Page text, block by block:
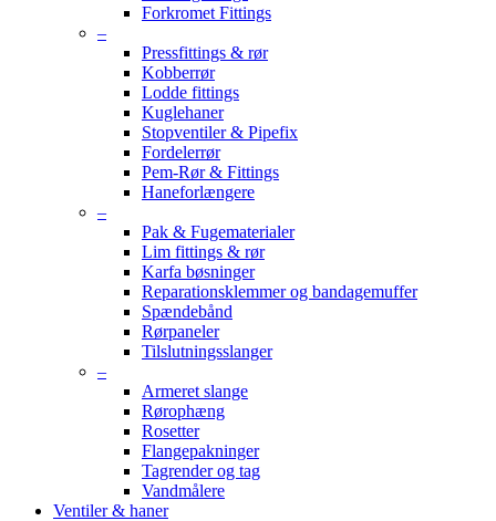
Forkromet Fittings
–
Pressfittings & rør
Kobberrør
Lodde fittings
Kuglehaner
Stopventiler & Pipefix
Fordelerrør
Pem-Rør & Fittings
Haneforlængere
–
Pak & Fugematerialer
Lim fittings & rør
Karfa bøsninger
Reparationsklemmer og bandagemuffer
Spændebånd
Rørpaneler
Tilslutningsslanger
–
Armeret slange
Rørophæng
Rosetter
Flangepakninger
Tagrender og tag
Vandmålere
Ventiler & haner